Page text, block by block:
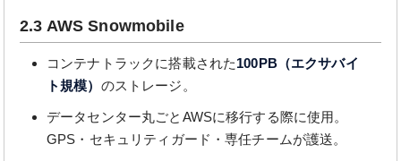
2.3 AWS Snowmobile
コンテナトラックに搭載された100PB（エクサバイ
ト規模） のストレージ。
データセンター丸ごとAWSに移行する際に使用。
GPS・セキュリティガード・専任チームが護送。